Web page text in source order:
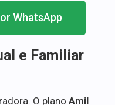
WhatsApp
e Familiar
O plano Amil